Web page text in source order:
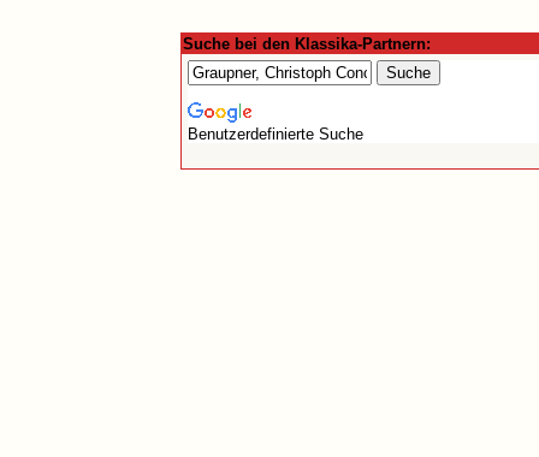
Suche bei den Klassika-Partnern:
Benutzerdefinierte Suche